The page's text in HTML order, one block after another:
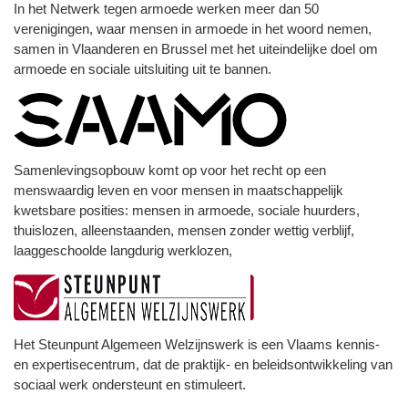
In het Netwerk tegen armoede werken meer dan 50
verenigingen, waar mensen in armoede in het woord nemen,
samen in Vlaanderen en Brussel met het uiteindelijke doel om
armoede en sociale uitsluiting uit te bannen.
Samenlevingsopbouw komt op voor het recht op een
menswaardig leven en voor mensen in maatschappelijk
kwetsbare posities: mensen in armoede, sociale huurders,
thuislozen, alleenstaanden, mensen zonder wettig verblijf,
laaggeschoolde langdurig werklozen,
Het Steunpunt Algemeen Welzijnswerk is een Vlaams kennis-
en expertisecentrum, dat de praktijk- en beleidsontwikkeling van
sociaal werk ondersteunt en stimuleert.